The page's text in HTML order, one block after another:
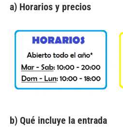
a) Horarios y precios
b) Qué incluye la entrada